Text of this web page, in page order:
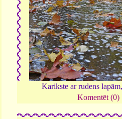
Karikste ar rudens
Komentēt (0)